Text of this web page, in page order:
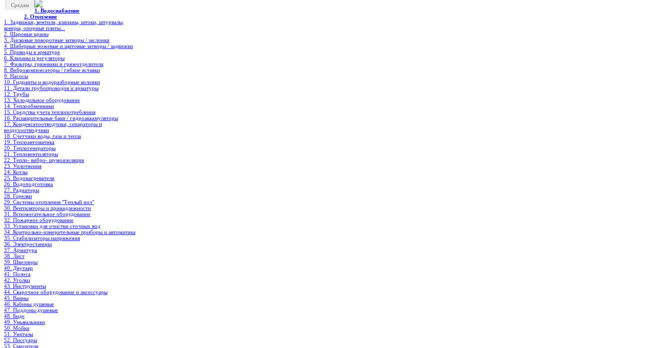
Средам
1. Водоснабжение
2. Отопление
1. Задвижки, вентили, клапаны, штоки, штурвалы,
коверы, опорные плиты...
2. Шаровые краны
3. Дисковые поворотные затворы / заслонки
4. Шиберные ножевые и щитовые затворы / задвижки
5. Приводы к арматуре
6. Клапаны и регуляторы
7. Фильтры, грязевики и грязеотделители
8. Виброкомпенсаторы / гибкие вставки
9. Насосы
10. Гидранты и водоразборные колонки
11. Детали трубопроводов и арматуры
12. Трубы
13. Холодильное oборудование
14. Теплообменники
15. Средства учета теплопотребления
16. Расширительные баки / гидроаккамуляторы
17. Конденсатоотводчики, сепараторы и
воздухоотводчики
18. Счетчики воды, газа и тепла
19. Теплоавтоматика
20. Теплогенераторы
21. Тепловентиляторы
22. Тепло- вибро- шумоизоляция
23. Уплотнения
24. Котлы
25. Водонагреватели
26. Водоподготовка
27. Радиаторы
28. Горелки
29. Системы отопления "Теплый пол"
30. Вентиляторы и принадлежности
31. Вспомогательное оборудование
32. Пожарное оборудование
33. Установки для очистки сточных вод
34. Контрольно-измерительные приборы и автоматика
35. Стабилизаторы напряжения
36. Электростанции
37. Арматура
38. Лист
39. Швеллеры
40. Двутавр
41. Полоса
42. Уголки
43. Инструменты
44. Сварочное оборудование и аксессуары
45. Ванны
46. Кабины душевые
47. Поддоны душевые
48. Биде
49. Умывальники
50. Мойки
51. Унитазы
52. Писсуары
53. Смесители